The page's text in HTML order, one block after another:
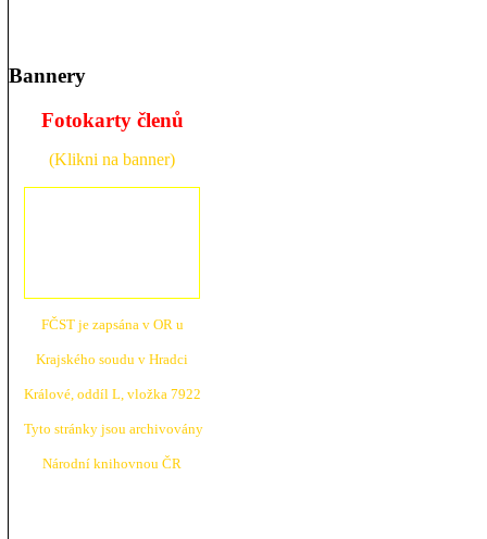
Bannery
Fotokarty členů
(Klikni na banner)
FČST je zapsána v OR u
Krajského soudu v Hradci
Králové, oddíl L, vložka 7922
Tyto stránky jsou archivovány
Národní knihovnou ČR